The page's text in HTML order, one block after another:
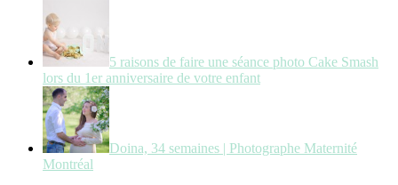
5 raisons de faire une séance photo Cake Smash
lors du 1er anniversaire de votre enfant
Doina, 34 semaines | Photographe Maternité
Montréal